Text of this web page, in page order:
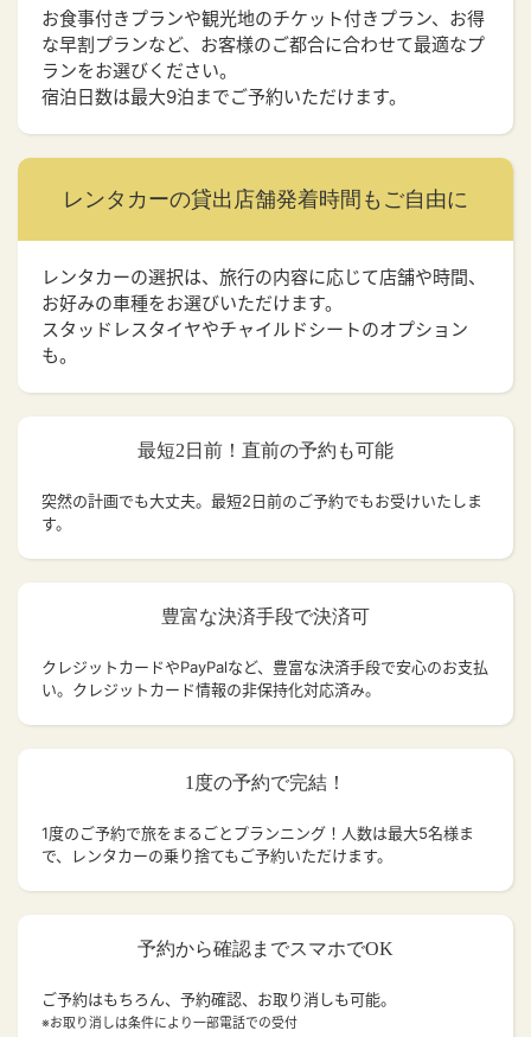
お食事付きプランや観光地のチケット付きプラン、お得
な早割プランなど、お客様のご都合に合わせて最適なプ
ランをお選びください。
宿泊日数は最大9泊までご予約いただけます。
レンタカーの貸出店舗発着時間もご自由に
レンタカーの選択は、旅行の内容に応じて店舗や時間、
お好みの車種をお選びいただけます。
スタッドレスタイヤやチャイルドシートのオプション
も。
最短2日前！直前の予約も可能
突然の計画でも大丈夫。 最短2日前のご予約でもお受けいたしま
す。
豊富な決済手段で決済可
クレジットカードやPayPalなど、豊富な決済手段で安心のお支払
い。クレジットカード情報の非保持化対応済み。
1度の予約で完結！
1度のご予約で旅をまるごとプランニング！人数は最大5名様ま
で、レンタカーの乗り捨てもご予約いただけます。
予約から確認までスマホでOK
ご予約はもちろん、予約確認、お取り消しも可能。
※お取り消しは条件により一部電話での受付